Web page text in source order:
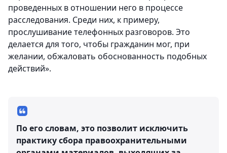
проведенных в отношении него в процессе
расследования. Среди них, к примеру,
прослушивание телефонных разговоров. Это
делается для того, чтобы гражданин мог, при
желании, обжаловать обоснованность подобных
действий».
По его словам, это позволит исключить
практику сбора правоохранительными